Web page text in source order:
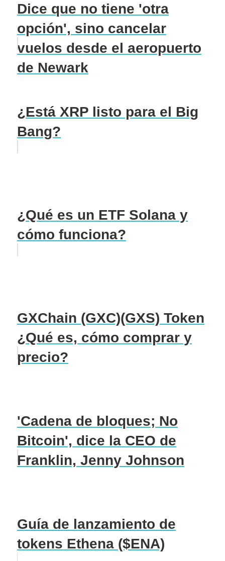
Dice que no tiene 'otra
opción', sino cancelar
vuelos desde el aeropuerto
de Newark
¿Está XRP listo para el Big
Bang?
¿Qué es un ETF Solana y
cómo funciona?
GXChain (GXC)(GXS) Token
¿Qué es, cómo comprar y
precio?
'Cadena de bloques; No
Bitcoin', dice la CEO de
Franklin, Jenny Johnson
Guía de lanzamiento de
tokens Ethena ($ENA)